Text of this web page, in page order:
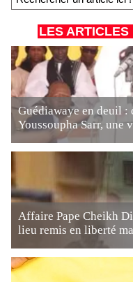
LES
Guédiawaye en deuil
Youssoupha Sarr, une
Affaire Pape Cheikh
lieu remis en liberté